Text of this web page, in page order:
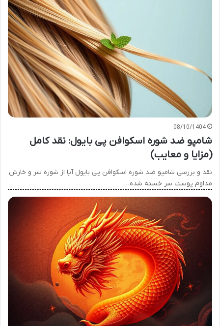
08/10/1404
شامپو ضد شوره اسکوافن پی بایول: نقد کامل
(مزایا و معایب)
نقد و بررسی شامپو ضد شوره اسکوافن پی بایول آیا از شوره سر و خارش
مداوم پوست سر خسته شده…